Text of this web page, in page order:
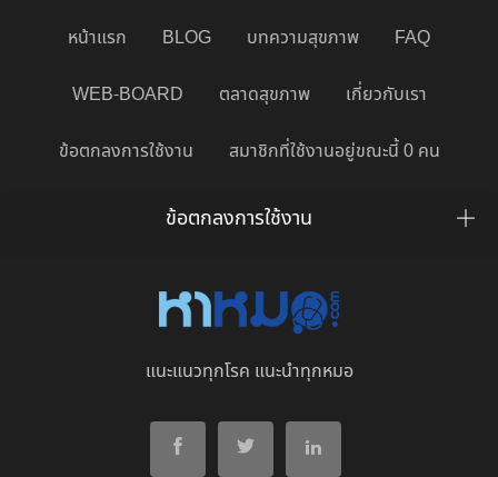
หน้าแรก BLOG บทความสุขภาพ FAQ
WEB-BOARD ตลาดสุขภาพ เกี่ยวกับเรา
ข้อตกลงการใช้งาน สมาชิกที่ใช้งานอยู่ขณะนี้ 0 คน
ข้อตกลงการใช้งาน
แนะแนวทุกโรค แนะนำทุกหมอ